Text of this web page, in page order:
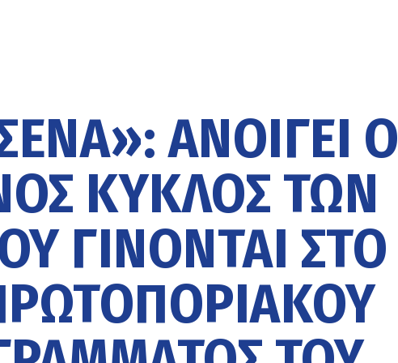
ΑΝΟΊΓΕΙ Ο
ΚΎΚΛΟΣ ΤΩΝ
ΓΊΝΟΝΤΑΙ ΣΤΟ